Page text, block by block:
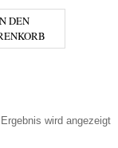
DEN
wird angezeigt